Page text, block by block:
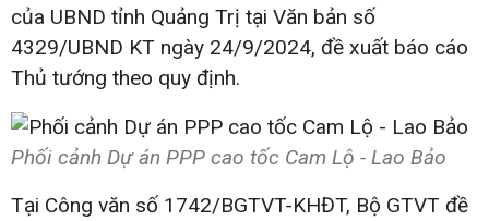
của UBND tỉnh Quảng Trị tại Văn bản số
4329/UBND KT ngày 24/9/2024, đề xuất báo cáo
Thủ tướng theo quy định.
Phối cảnh Dự án PPP cao tốc Cam Lộ - Lao Bảo
Tại Công văn số 1742/BGTVT-KHĐT, Bộ GTVT đề